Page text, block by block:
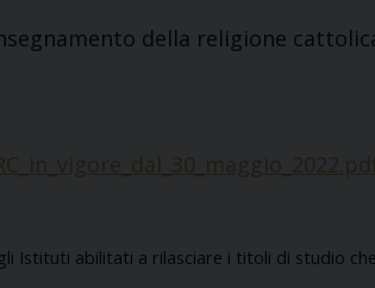
della religione
Istituti abilitati a rilasciare i titoli di studio